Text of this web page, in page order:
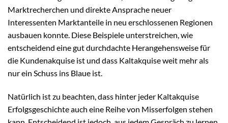
Marktrecherchen und direkte Ansprache neuer
Interessenten Marktanteile in neu erschlossenen Regionen
ausbauen konnte. Diese Beispiele unterstreichen, wie
entscheidend eine gut durchdachte Herangehensweise für
die Kundenakquise ist und dass Kaltakquise weit mehr als
nur ein Schuss ins Blaue ist.
Natürlich ist zu beachten, dass hinter jeder Kaltakquise
Erfolgsgeschichte auch eine Reihe von Misserfolgen stehen